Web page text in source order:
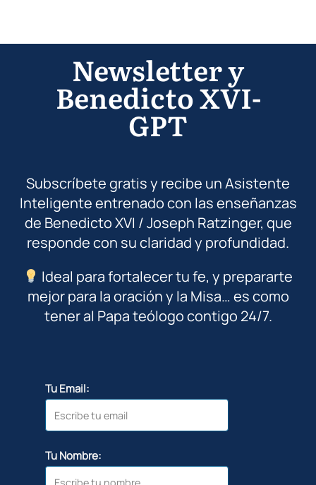
Newsletter y
Benedicto XVI-
GPT
Subscríbete gratis y recibe un Asistente
Inteligente entrenado con las enseñanzas
de Benedicto XVI / Joseph Ratzinger, que
responde con su claridad y profundidad.
Ideal para fortalecer tu fe, y prepararte
mejor para la oración y la Misa… es como
tener al Papa teólogo contigo 24/7.
Tu Email:
Tu Nombre: